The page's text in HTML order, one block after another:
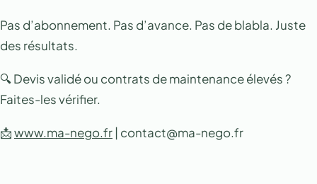
Pas d’abonnement. Pas d’avance. Pas de blabla. Juste
des résultats.
🔍 Devis validé ou contrats de maintenance élevés ?
Faites-les vérifier.
📩www.ma-nego.fr | contact@ma-nego.fr